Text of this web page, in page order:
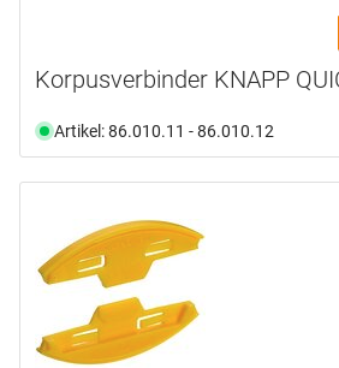
Korpusverbinder KNAPP
Artikel: 86.010.11 - 86.010.12